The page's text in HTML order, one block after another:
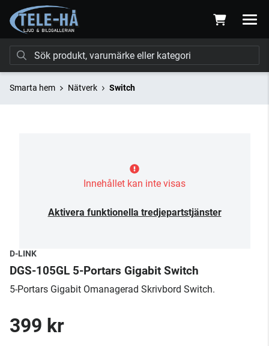
Smarta hem Nätverk Switch
Innehållet kan inte visas
Aktivera funktionella tredjepartstjänster
D-LINK
DGS-105GL 5-Portars Gigabit Switch
5-Portars Gigabit Omanagerad Skrivbord Switch.
399 kr